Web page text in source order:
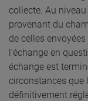
collecte. Au
provenant du
de celles
l’échange en
échange est
circonstances que
définitivement